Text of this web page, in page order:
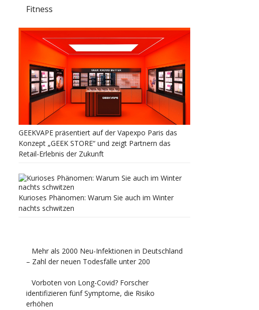
Fitness
GEEKVAPE präsentiert auf der Vapexpo Paris das
Konzept „GEEK STORE“ und zeigt Partnern das
Retail-Erlebnis der Zukunft
Kurioses Phänomen: Warum Sie auch im Winter
nachts schwitzen
Mehr als 2000 Neu-Infektionen in Deutschland
– Zahl der neuen Todesfälle unter 200
Vorboten von Long-Covid? Forscher
identifizieren fünf Symptome, die Risiko
erhöhen